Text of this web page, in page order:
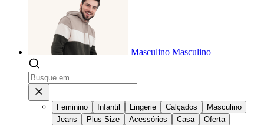
Masculino Masculino
Feminino Infantil Lingerie Calçados
Masculino
Jeans
Plus Size Acessórios Casa Oferta